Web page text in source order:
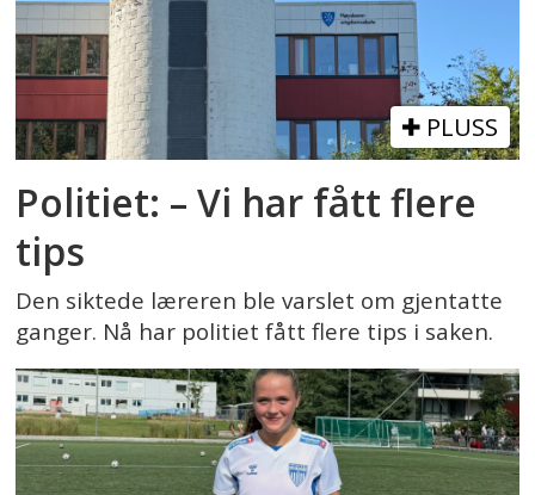
PLUSS
Politiet: – Vi har fått flere
tips
Den siktede læreren ble varslet om gjentatte
ganger. Nå har politiet fått flere tips i saken.